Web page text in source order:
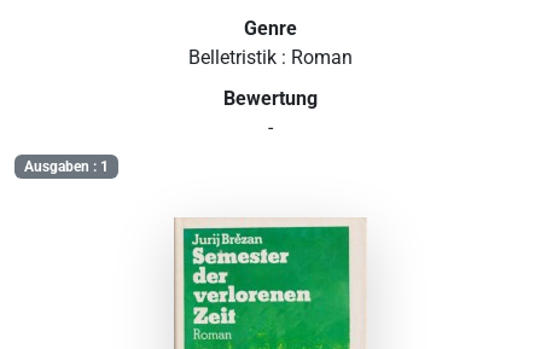
Genre
Belletristik : Roman
Bewertung
-
Ausgaben : 1